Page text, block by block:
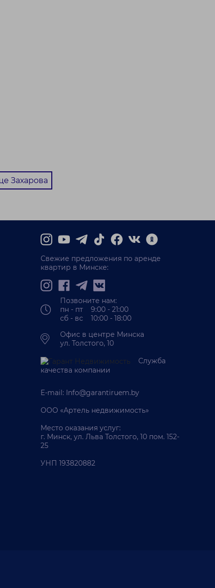
Захарова
Свежие предложения по аренде
квартир в Минске:
Позвоните нам:
пн - пт 9:00 - 21:00
сб - вс 10:00 - 18:00
Офис в центре Минска
ул. Толстого, 10
Служба
качества компании
E-mail: Info@garantiruem.by
ООО «Артель недвижимость»
Место оказания услуг:
г. Минск, ул. Льва Толстого, 10 пом. 152-
25
УНП 193820882